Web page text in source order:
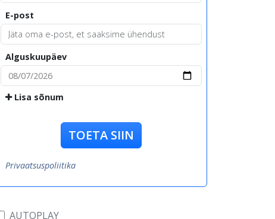
E-post
Alguskuupäev
Lisa sõnum
TOETA SIIN
Privaatsuspoliitika
AUTOPLAY